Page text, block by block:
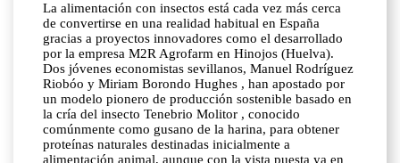
La alimentación con insectos está cada vez más cerca
de convertirse en una realidad habitual en España
gracias a proyectos innovadores como el desarrollado
por la empresa M2R Agrofarm en Hinojos (Huelva).
Dos jóvenes economistas sevillanos, Manuel Rodríguez
Riobóo y Miriam Borondo Hughes , han apostado por
un modelo pionero de producción sostenible basado en
la cría del insecto Tenebrio Molitor , conocido
comúnmente como gusano de la harina, para obtener
proteínas naturales destinadas inicialmente a
alimentación animal, aunque con la vista puesta ya en